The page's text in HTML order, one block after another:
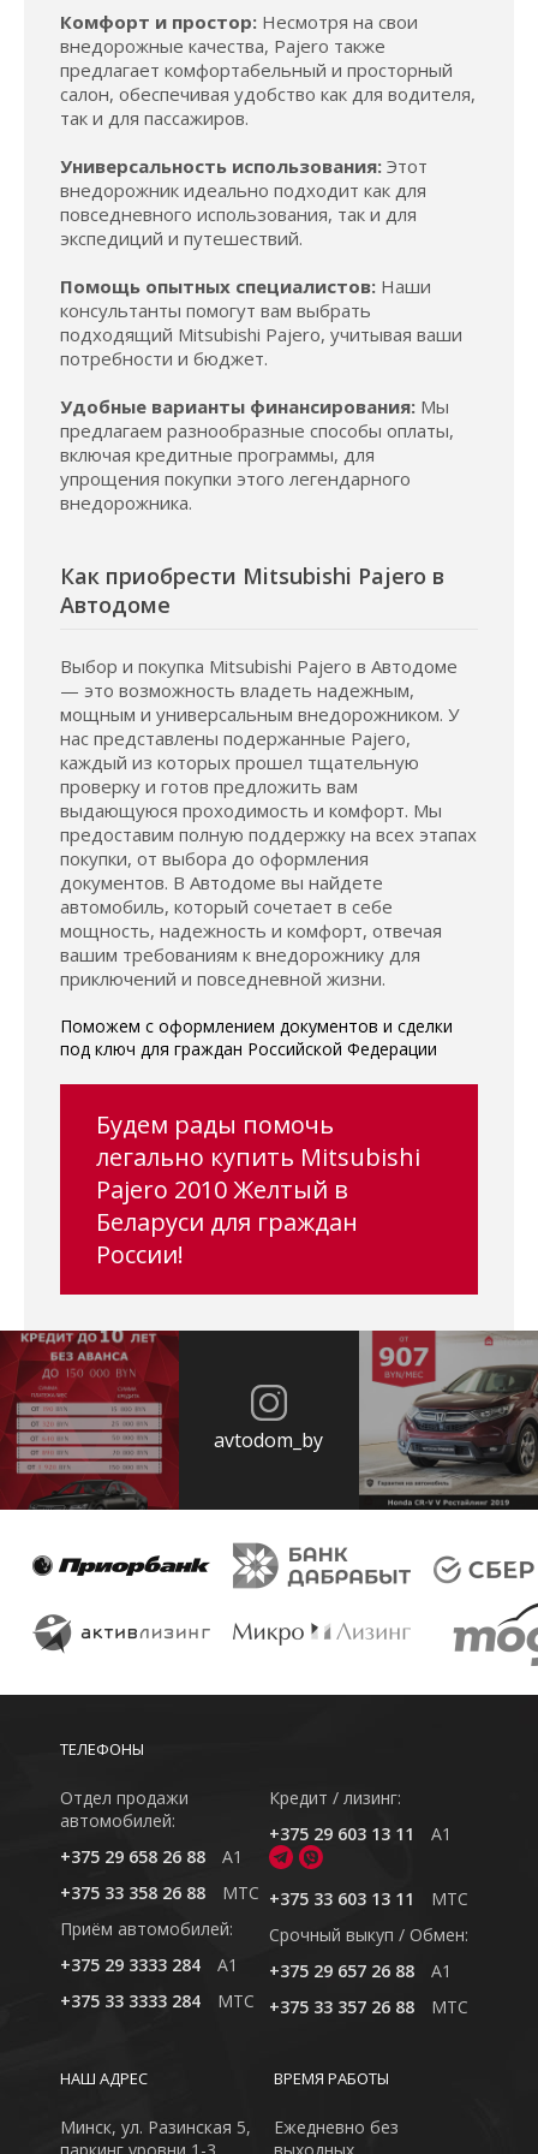
Комфорт и простор: Несмотря на свои
внедорожные качества, Pajero также
предлагает комфортабельный и просторный
салон, обеспечивая удобство как для водителя,
так и для пассажиров.
Универсальность использования: Этот
внедорожник идеально подходит как для
повседневного использования, так и для
экспедиций и путешествий.
Помощь опытных специалистов: Наши
консультанты помогут вам выбрать
подходящий Mitsubishi Pajero, учитывая ваши
потребности и бюджет.
Удобные варианты финансирования: Мы
предлагаем разнообразные способы оплаты,
включая кредитные программы, для
упрощения покупки этого легендарного
внедорожника.
Как приобрести Mitsubishi Pajero в
Автодоме
Выбор и покупка Mitsubishi Pajero в Автодоме
— это возможность владеть надежным,
мощным и универсальным внедорожником. У
нас представлены подержанные Pajero,
каждый из которых прошел тщательную
проверку и готов предложить вам
выдающуюся проходимость и комфорт. Мы
предоставим полную поддержку на всех этапах
покупки, от выбора до оформления
документов. В Автодоме вы найдете
автомобиль, который сочетает в себе
мощность, надежность и комфорт, отвечая
вашим требованиям к внедорожнику для
приключений и повседневной жизни.
Поможем с оформлением документов и сделки
под ключ для граждан Российской Федерации
Будем рады помочь
легально купить Mitsubishi
Pajero 2010 Желтый в
Беларуси для граждан
России!
avtodom_by
ТЕЛЕФОНЫ
Отдел продажи
автомобилей:
+375 29 658 26 88
A1
+375 33 358 26 88
MTC
Приём автомобилей:
+375 29 3333 284
A1
+375 33 3333 284
MTC
Кредит / лизинг:
+375 29 603 13 11
A1
+375 33 603 13 11
MTC
Cрочный выкуп / Обмен:
+375 29 657 26 88
A1
+375 33 357 26 88
MTC
ВРЕМЯ РАБОТЫ
Ежедневно без
НАШ АДРЕС
Минск, ул. Разинская 5,